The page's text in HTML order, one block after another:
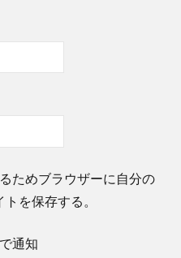
ためブラウザーに自分の
を保存する。
通知